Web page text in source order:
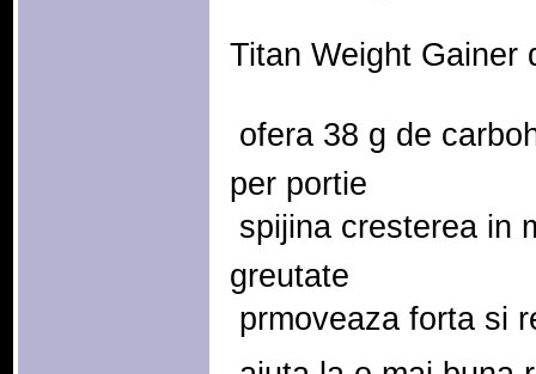
Titan Weight Gainer
 ofera 38 g de
per portie
 spijina cresterea
greutate
 prmoveaza forta si